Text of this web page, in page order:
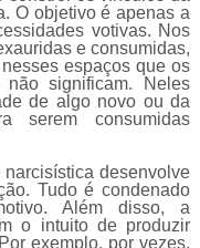
O objetivo é apenas a
votivas. Nos
e consumidas,
espaços que os
significam. Neles
de algo novo ou da
serem consumidas
desenvolve
Tudo é condenado
Além disso, a
o intuito de produzir
exemplo, por vezes,